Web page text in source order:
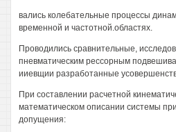
вались колебательные процессы
временной и частотной.областях.
Проводились сравнительные,
пневматическим рессорным
ииевщии разработанные
При составлении расчетной
математическом описании системы
допущения: